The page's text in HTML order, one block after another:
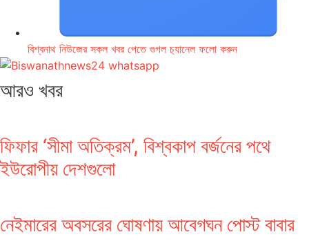
বিশ্বনাথ নিউজের সকল খবর পেতে গুগল চ‌্যানেল ফলো করুন
আরও খবর
ফিফার ‘সীমা অতিক্রম’, বিশ্বকাপ বর্জনের পথে
ইউরোপীয় দেশগুলো
নেইমারের অবসরের ঘোষণায় আবেগঘন পোস্ট বাবার